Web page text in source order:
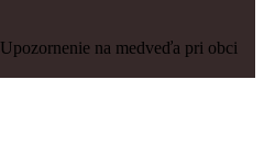
Upozornenie na medveďa pri obci